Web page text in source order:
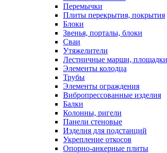
Перемычки
Плиты перекрытия, покрытия
Блоки
Звенья, порталы, блоки
Сваи
Утяжелители
Лестничные марши,
Элементы колодца
Трубы
Элементы ограждения
Вибропрессованные изделия
Балки
Колонны, ригели
Панели стеновые
Изделия для подстанций
Укрепление откосов
Опорно-анкерные плиты